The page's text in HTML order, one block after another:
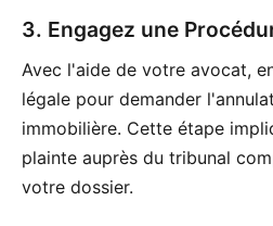
3. Engagez une
Avec l'aide de votre avocat,
légale pour demander
immobilière. Cette étape
plainte auprès du tribunal
votre dossier.